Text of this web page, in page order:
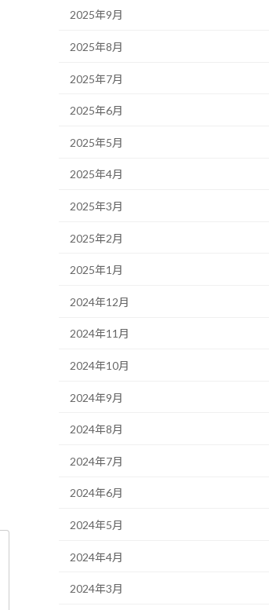
2025年9月
2025年8月
2025年7月
2025年6月
2025年5月
2025年4月
2025年3月
2025年2月
2025年1月
2024年12月
2024年11月
2024年10月
2024年9月
2024年8月
2024年7月
2024年6月
2024年5月
2024年4月
2024年3月